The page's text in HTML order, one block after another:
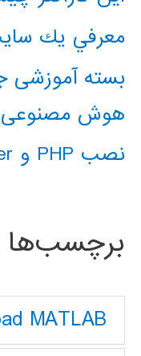
معرفي يك
بسته آموزشی
هوش مصنوعی
نصب PHP و composer در ویندوز 10
برچسب‌ها
MATLAB